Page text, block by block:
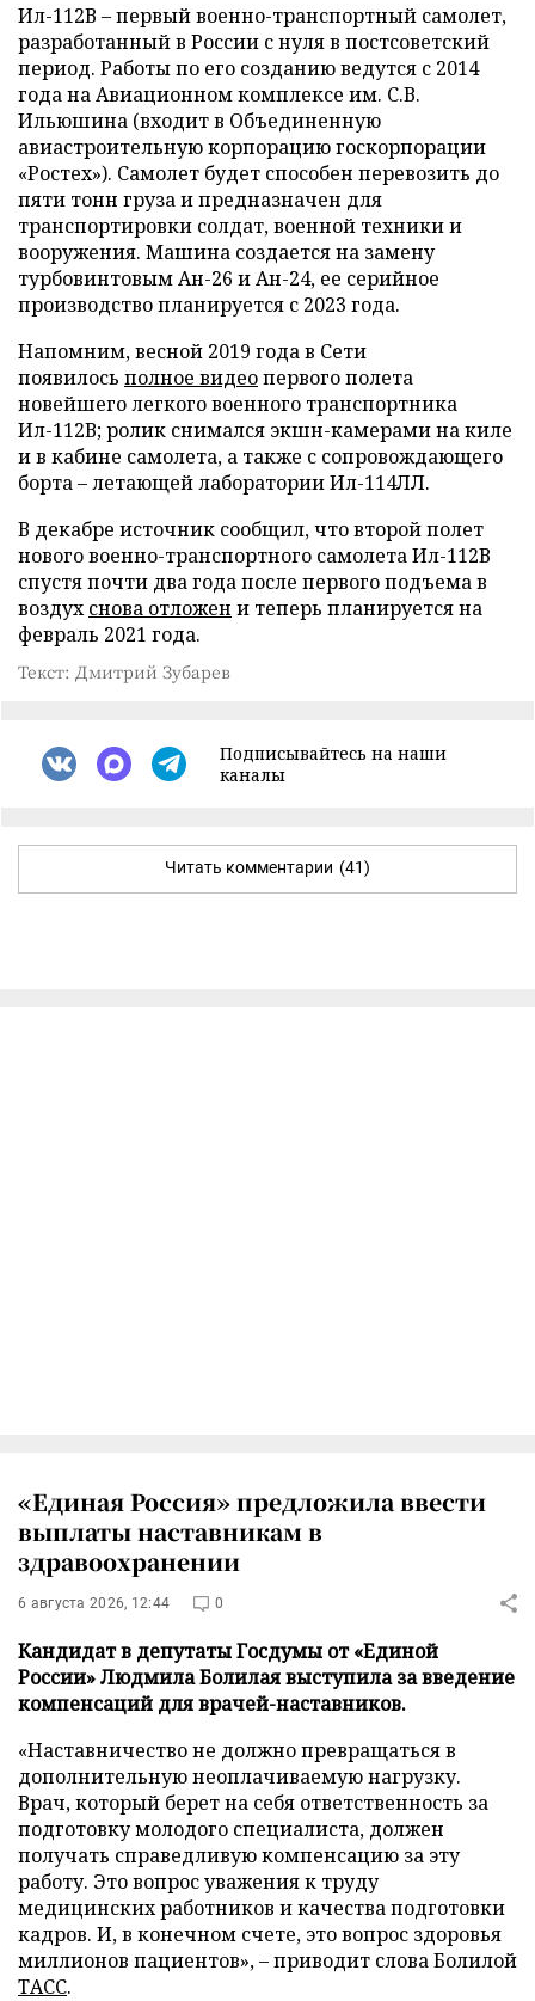
Ил-112В – первый военно-транспортный самолет,
разработанный в России с нуля в постсоветский
период. Работы по его созданию ведутся с 2014
года на Авиационном комплексе им. С.В.
Ильюшина (входит в Объединенную
авиастроительную корпорацию госкорпорации
«Ростех»). Самолет будет способен перевозить до
пяти тонн груза и предназначен для
транспортировки солдат, военной техники и
вооружения. Машина создается на замену
турбовинтовым Ан-26 и Ан-24, ее серийное
производство планируется с 2023 года.
Напомним, весной 2019 года в Сети
появилось полное видеопервого полета
новейшего легкого военного транспортника
Ил-112В; ролик снимался экшн-камерами на киле
и в кабине самолета, а также с сопровождающего
борта – летающей лаборатории Ил-114ЛЛ.
В декабре источник сообщил, что второй полет
нового военно-транспортного самолета Ил-112В
спустя почти два года после первого подъема в
воздухснова отложен и теперь планируется на
февраль 2021 года.
Текст: Дмитрий Зубарев
Подписывайтесь на наши
каналы
Читать комментарии (41)
«Единая Россия» предложила ввести
выплаты наставникам в
здравоохранении
6 августа 2026, 12:44 0
Кандидат в депутаты Госдумы от «Единой
России» Людмила Болилая выступила за введение
компенсаций для врачей-наставников.
«Наставничество не должно превращаться в
дополнительную неоплачиваемую нагрузку.
Врач, который берет на себя ответственность за
подготовку молодого специалиста, должен
получать справедливую компенсацию за эту
работу. Это вопрос уважения к труду
медицинских работников и качества подготовки
кадров. И, в конечном счете, это вопрос здоровья
миллионов пациентов», – приводит слова Болилой
ТАСС.